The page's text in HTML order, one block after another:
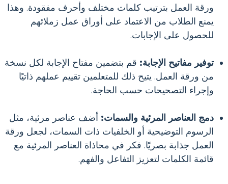
ورقة العمل بترتيب كلمات مختلف وأحرف مفقودة. وهذا
يمنع الطلاب من الاعتماد على أوراق عمل زملائهم
للحصول على الإجابات.
توفير مفاتيح الإجابة: قم بتضمين مفتاح الإجابة لكل نسخة
من ورقة العمل. يتيح ذلك للمتعلمين تقييم عملهم ذاتيًا
وإجراء التصحيحات حسب الحاجة.
دمج العناصر المرئية والسمات: أضف عناصر مرئية، مثل
الرسوم التوضيحية أو الخلفيات ذات السمات، لجعل ورقة
العمل جذابة بصريًا. فكر في محاذاة العناصر المرئية مع
قائمة الكلمات لتعزيز التفاعل والفهم.